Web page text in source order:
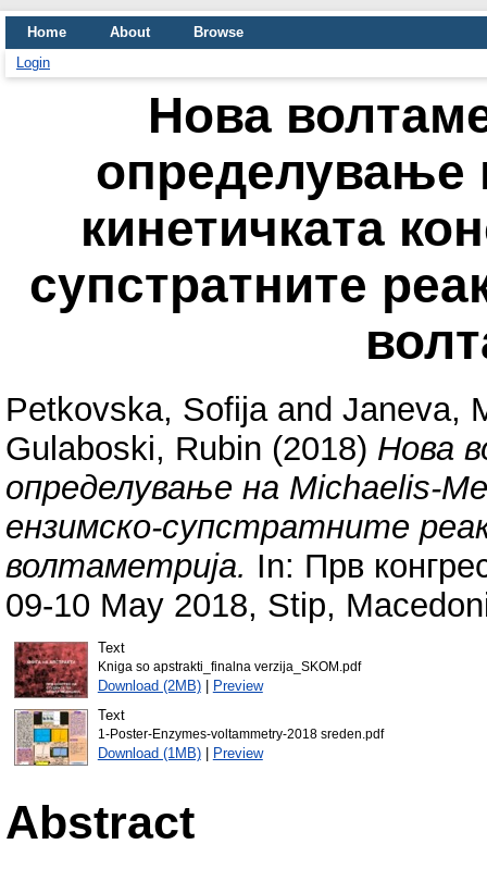
Home About
Browse
Login
Нова
определување
кинетичката
супстратните
Petkovska, Sofijaand Janeva,
Gulaboski, Rubin (2018) Нова
определување на Michaelis-
ензимско-супстратните
волтаметрија. In: Прв
09-10 May 2018, Stip,
Text
Kniga so apstrakti_finalna verzija_SKOM.pdf
Download (2MB)| Preview
Text
1-Poster-Enzymes-voltammetry-2018 sreden.pdf
Download (1MB)| Preview
Abstract